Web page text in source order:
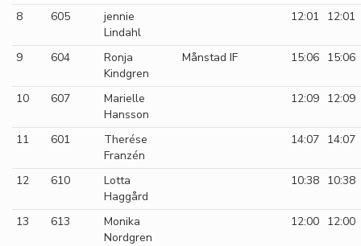
8
605
jennie
Lindahl
12:01 12:01
9 604
Ronja
Kindgren
Månstad IF 15:06 15:06
10 607
Marielle
Hansson
12:09 12:09
11 601
Therése
Franzén
14:07 14:07
12 610
Lotta
Haggård
10:38 10:38
13 613
Monika
Nordgren
12:00 12:00